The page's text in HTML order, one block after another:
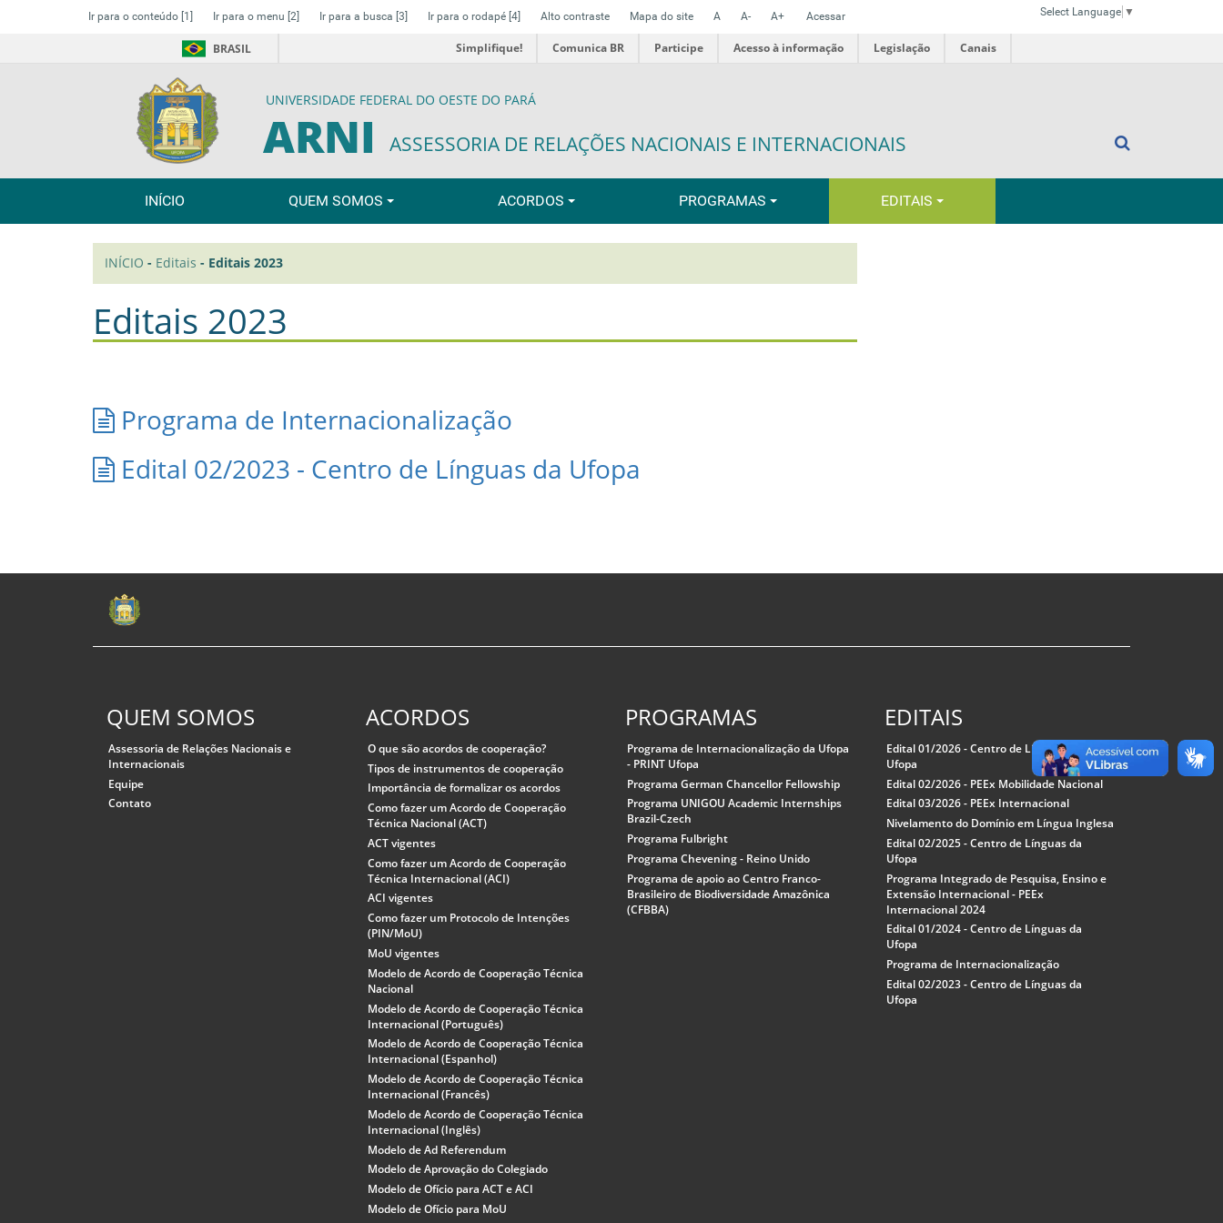
Ir para o conteúdo [1] Ir para o menu [2] Ir para a busca [3] Ir para o rodapé [4] Alto contraste Mapa do site A A- A+ Acessar Select Language ▼
BRASIL Simplifique! Comunica BR Participe Acesso à informação Legislação Canais
UNIVERSIDADE FEDERAL DO OESTE DO PARÁ
ARNI ASSESSORIA DE RELAÇÕES NACIONAIS E INTERNACIONAIS
INÍCIO QUEM SOMOS ACORDOS PROGRAMAS EDITAIS
INÍCIO - Editais - Editais 2023
Editais 2023
Programa de Internacionalização
Edital 02/2023 - Centro de Línguas da Ufopa
QUEM SOMOS
Assessoria de Relações Nacionais e
Internacionais
Equipe
Contato
ACORDOS
O que são acordos de cooperação?
Tipos de instrumentos de cooperação
Importância de formalizar os acordos
Como fazer um Acordo de Cooperação
Técnica Nacional (ACT)
ACT vigentes
Como fazer um Acordo de Cooperação
Técnica Internacional (ACI)
ACI vigentes
Como fazer um Protocolo de Intenções
(PIN/MoU)
MoU vigentes
Modelo de Acordo de Cooperação Técnica
Nacional
Modelo de Acordo de Cooperação Técnica
Internacional (Português)
Modelo de Acordo de Cooperação Técnica
Internacional (Espanhol)
Modelo de Acordo de Cooperação Técnica
Internacional (Francês)
Modelo de Acordo de Cooperação Técnica
Internacional (Inglês)
Modelo de Ad Referendum
Modelo de Aprovação do Colegiado
Modelo de Ofício para ACT e ACI
Modelo de Ofício para MoU
PROGRAMAS
Programa de Internacionalização da Ufopa
- PRINT Ufopa
Programa German Chancellor Fellowship
Programa UNIGOU Academic Internships
Brazil-Czech
Programa Fulbright
Programa Chevening - Reino Unido
Programa de apoio ao Centro Franco-
Brasileiro de Biodiversidade Amazônica
(CFBBA)
EDITAIS
Edital 01/2026 - Centro de Línguas da
Ufopa
Edital 02/2026 - PEEx Mobilidade Nacional
Edital 03/2026 - PEEx Internacional
Nivelamento do Domínio em Língua Inglesa
Edital 02/2025 - Centro de Línguas da
Ufopa
Programa Integrado de Pesquisa, Ensino e
Extensão Internacional - PEEx
Internacional 2024
Edital 01/2024 - Centro de Línguas da
Ufopa
Programa de Internacionalização
Edital 02/2023 - Centro de Línguas da
Ufopa